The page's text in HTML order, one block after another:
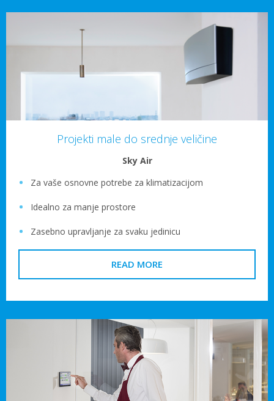
Projekti male do srednje veličine
Sky Air
Za vaše osnovne potrebe za klimatizacijom
Idealno za manje prostore
Zasebno upravljanje za svaku jedinicu
READ MORE